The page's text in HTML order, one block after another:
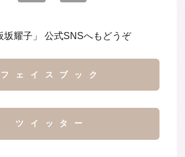
坂耀子」 公式SNSへもどうぞ
フェイスブック
ツイッター